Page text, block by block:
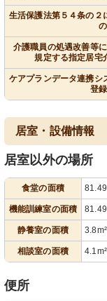
生活保護法第５４条の２
介護職員の処遇改善等
規定する指定居宅
ケアプランデータ連携シ
登
居室・設備情報
居室以外の場所
食堂の面積
機能訓練室の面積
静養室の面積 3.8m²
相談室の面積 4.1m²
便所